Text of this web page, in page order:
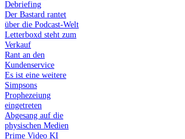
Debriefing
Der Bastard rantet
über die Podcast-Welt
Letterboxd steht zum
Verkauf
Rant an den
Kundenservice
Es ist eine weitere
Simpsons
Prophezeiung
eingetreten
Abgesang auf die
physischen Medien
Prime Video KI